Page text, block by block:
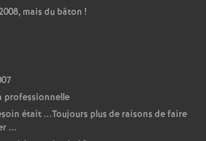
mais du bâton !
professionnelle
était ...Toujours plus de raisons de faire
...